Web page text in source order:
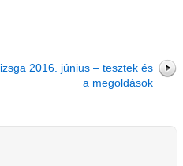
2016. június – tesztek és
a megoldások